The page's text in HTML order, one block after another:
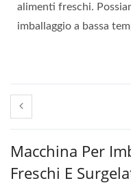
alimenti freschi.
imballaggio a bassa
Macchina Per
Freschi E